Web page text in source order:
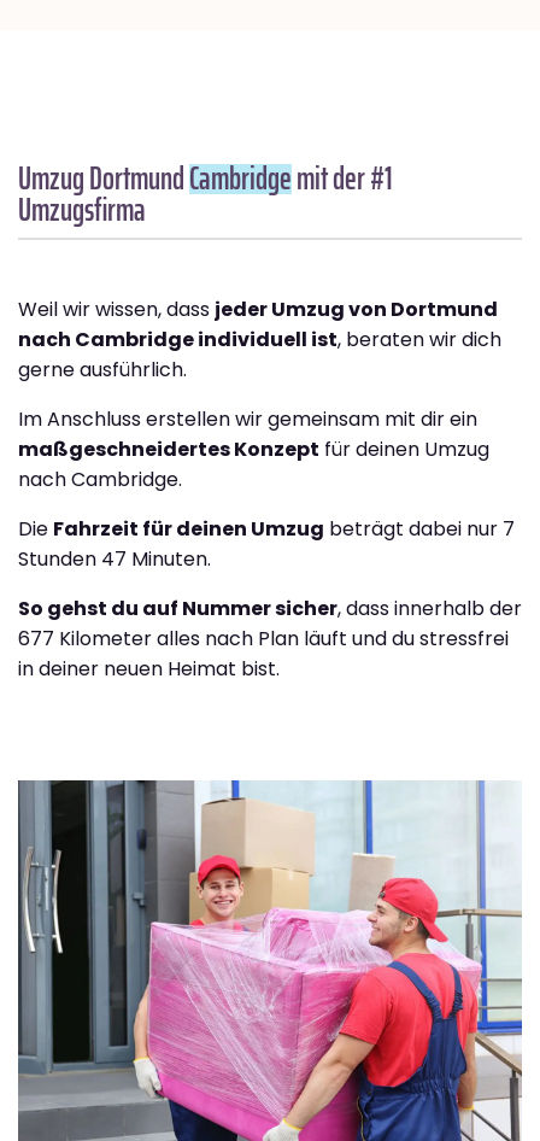
Umzug DortmundCambridgemit der #1
Umzugsfirma
Weil wir wissen, dass jeder Umzug von Dortmund
nach Cambridge individuell ist, beraten wir dich
gerne ausführlich.
Im Anschluss erstellen wir gemeinsam mit dir ein
maßgeschneidertes Konzept für deinen Umzug
nach Cambridge.
Die Fahrzeit für deinen Umzug beträgt dabei nur 7
Stunden 47 Minuten.
So gehst du auf Nummer sicher, dass innerhalb der
677 Kilometer alles nach Plan läuft und du stressfrei
in deiner neuen Heimat bist.